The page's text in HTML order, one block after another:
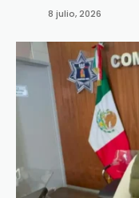
8 julio, 2026